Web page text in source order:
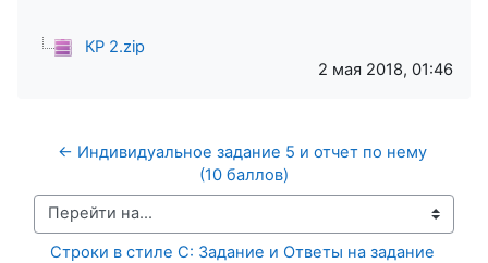
КР 2.zip
2 мая 2018, 01:46
← Индивидуальное задание 5 и отчет по нему
(10 баллов)
Перейти на...
Строки в стиле C: Задание и Ответы на задание